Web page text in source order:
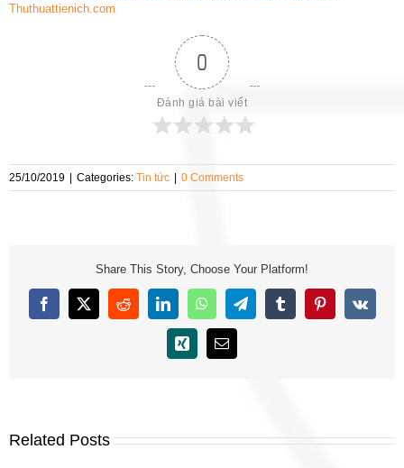
Thuthuattienich.com
0
Đánh giá bài viết
25/10/2019 | Categories: Tin tức | 0 Comments
Share This Story, Choose Your Platform!
Facebook
X RedditLinkedInWhatsAppTelegramTumblrPinterest
Vk
Xing Email
Related Posts